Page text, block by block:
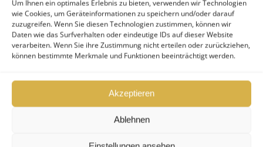
Um Ihnen ein optimales Erlebnis zu bieten, verwenden wir Technologien
wie Cookies, um Geräteinformationen zu speichern und/oder darauf
zuzugreifen. Wenn Sie diesen Technologien zustimmen, können wir
Daten wie das Surfverhalten oder eindeutige IDs auf dieser Website
verarbeiten. Wenn Sie ihre Zustimmung nicht erteilen oder zurückziehen,
können bestimmte Merkmale und Funktionen beeinträchtigt werden.
Akzeptieren
Ablehnen
Ihr Nachname (*Pflichtfeld)
Firma